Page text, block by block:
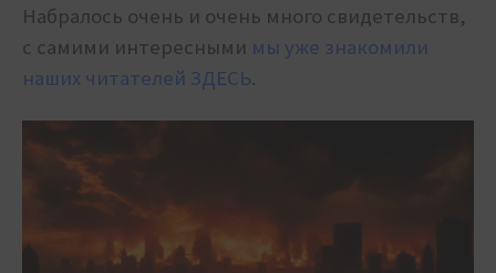
Набралось очень и очень много свидетельств,
с самими интересными мы уже знакомили
наших читателей ЗДЕСЬ.